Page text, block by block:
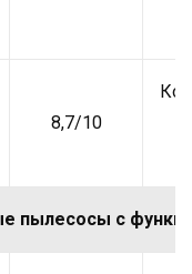
8,7/10
пылесосы с